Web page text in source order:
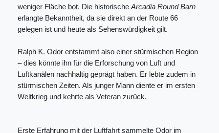
weniger Fläche bot. Die historische Arcadia Round Barn
erlangte Bekanntheit, da sie direkt an der Route 66
gelegen ist und heute als Sehenswürdigkeit gilt.
Ralph K. Odor entstammt also einer stürmischen Region
– dies könnte ihn für die Erforschung von Luft und
Luftkanälen nachhaltig geprägt haben. Er lebte zudem in
stürmischen Zeiten. Als junger Mann diente er im ersten
Weltkrieg und kehrte als Veteran zurück.
Erste Erfahrung mit der Luftfahrt sammelte Odor im